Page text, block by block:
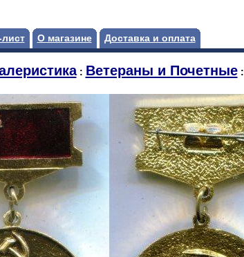
О магазине Доставка и оплата
: Ветераны и Почетные: